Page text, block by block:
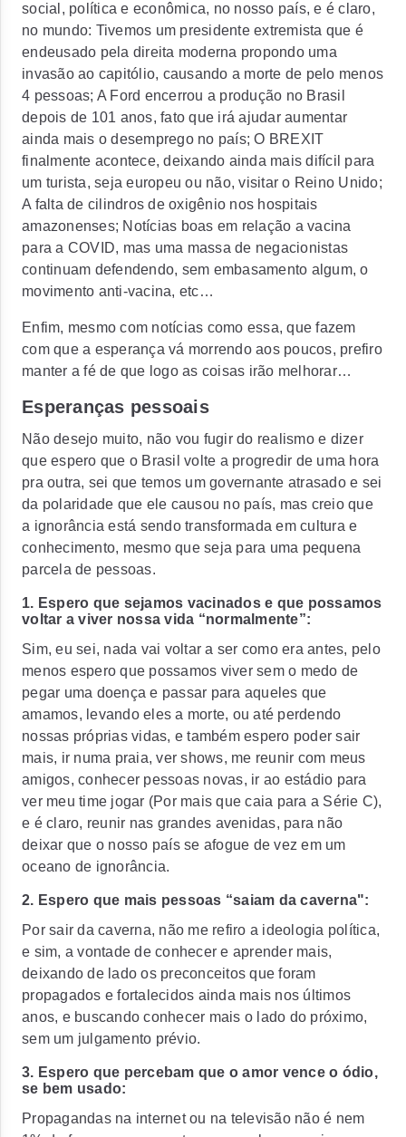
social, política e econômica, no nosso país, e é claro,
no mundo: Tivemos um presidente extremista que é
endeusado pela direita moderna propondo uma
invasão ao capitólio, causando a morte de pelo menos
4 pessoas; A Ford encerrou a produção no Brasil
depois de 101 anos, fato que irá ajudar aumentar
ainda mais o desemprego no país; O BREXIT
finalmente acontece, deixando ainda mais difícil para
um turista, seja europeu ou não, visitar o Reino Unido;
A falta de cilindros de oxigênio nos hospitais
amazonenses; Notícias boas em relação a vacina
para a COVID, mas uma massa de negacionistas
continuam defendendo, sem embasamento algum, o
movimento anti-vacina, etc…
Enfim, mesmo com notícias como essa, que fazem
com que a esperança vá morrendo aos poucos, prefiro
manter a fé de que logo as coisas irão melhorar…
Esperanças pessoais
Não desejo muito, não vou fugir do realismo e dizer
que espero que o Brasil volte a progredir de uma hora
pra outra, sei que temos um governante atrasado e sei
da polaridade que ele causou no país, mas creio que
a ignorância está sendo transformada em cultura e
conhecimento, mesmo que seja para uma pequena
parcela de pessoas.
1. Espero que sejamos vacinados e que possamos
voltar a viver nossa vida “normalmente”:
Sim, eu sei, nada vai voltar a ser como era antes, pelo
menos espero que possamos viver sem o medo de
pegar uma doença e passar para aqueles que
amamos, levando eles a morte, ou até perdendo
nossas próprias vidas, e também espero poder sair
mais, ir numa praia, ver shows, me reunir com meus
amigos, conhecer pessoas novas, ir ao estádio para
ver meu time jogar (Por mais que caia para a Série C),
e é claro, reunir nas grandes avenidas, para não
deixar que o nosso país se afogue de vez em um
oceano de ignorância.
2. Espero que mais pessoas “saiam da caverna":
Por sair da caverna, não me refiro a ideologia política,
e sim, a vontade de conhecer e aprender mais,
deixando de lado os preconceitos que foram
propagados e fortalecidos ainda mais nos últimos
anos, e buscando conhecer mais o lado do próximo,
sem um julgamento prévio.
3. Espero que percebam que o amor vence o ódio,
se bem usado:
Propagandas na internet ou na televisão não é nem